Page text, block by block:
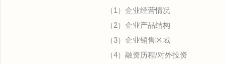
（1）企业经营情况
（2）企业产品结构
（3）企业销售区域
（4）融资历程/对外投资